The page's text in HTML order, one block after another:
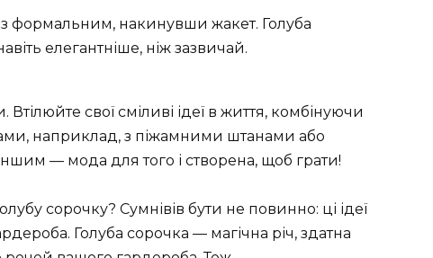
формальним, накинувши жакет. Голуба
елегантніше, ніж зазвичай.
свої сміливі ідеї в життя, комбінуючи
наприклад, з піжамними штанами або
— мода для того і створена, щоб грати!
сорочку? Сумнівів бути не повинно: ці ідеї
Голуба сорочка — магічна річ, здатна